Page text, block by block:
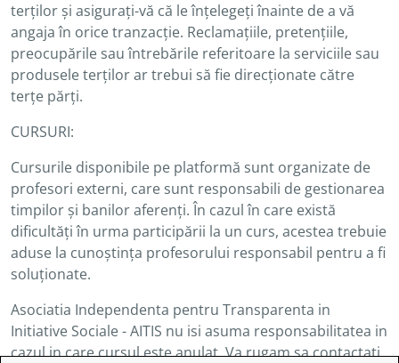
terților și asigurați-vă că le înțelegeți înainte de a vă
angaja în orice tranzacție. Reclamațiile, pretențiile,
preocupările sau întrebările referitoare la serviciile sau
produsele terților ar trebui să fie direcționate către
terțe părți.
CURSURI:
Cursurile disponibile pe platformă sunt organizate de
profesori externi, care sunt responsabili de gestionarea
timpilor și banilor aferenți. În cazul în care există
dificultăți în urma participării la un curs, acestea trebuie
aduse la cunoștința profesorului responsabil pentru a fi
soluționate.
Asociatia Independenta pentru Transparenta in
Initiative Sociale - AITIS nu isi asuma responsabilitatea in
cazul in care cursul este anulat. Va rugam sa contactati